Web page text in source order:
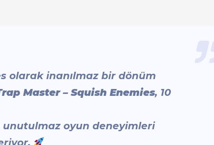
olarak inanılmaz bir dönüm
Master – Squish Enemies, 10
unutulmaz oyun deneyimleri